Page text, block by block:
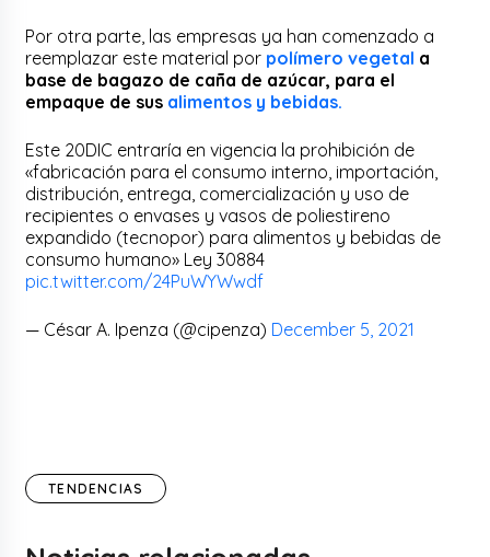
Por otra parte, las empresas ya han comenzado a
reemplazar este material por polímero vegetal a
base de bagazo de caña de azúcar, para el
empaque de sus alimentos y bebidas.
Este 20DIC entraría en vigencia la prohibición de
«fabricación para el consumo interno, importación,
distribución, entrega, comercialización y uso de
recipientes o envases y vasos de poliestireno
expandido (tecnopor) para alimentos y bebidas de
consumo humano» Ley 30884
pic.twitter.com/24PuWYWwdf
— César A. Ipenza (@cipenza) December 5, 2021
TENDENCIAS